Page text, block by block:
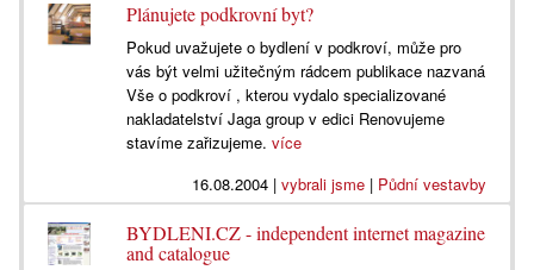
Plánujete podkrovní byt?
Pokud uvažujete o bydlení v podkroví, může pro
vás být velmi užitečným rádcem publikace nazvaná
Vše o podkroví , kterou vydalo specializované
nakladatelství Jaga group v edici Renovujeme
stavíme zařizujeme.více
16.08.2004| vybrali jsme| Půdní vestavby
BYDLENI.CZ - independent internet magazine
and catalogue